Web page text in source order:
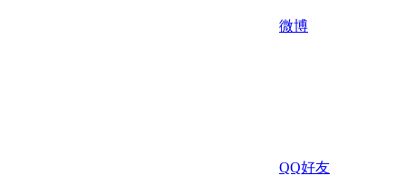
微博
QQ好友